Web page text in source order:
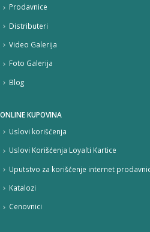
Prodavnice
Distributeri
Video Galerija
Foto Galerija
Blog
ONLINE KUPOVINA
Uslovi korišćenja
Uslovi Korišćenja Loyalti Kartice
Uputstvo za korišćenje internet
Katalozi
Cenovnici